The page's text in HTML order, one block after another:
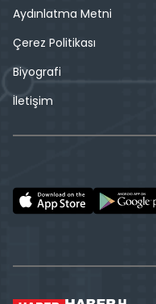
Aydınlatma Metni
Çerez Politikası
Biyografi
İletişim